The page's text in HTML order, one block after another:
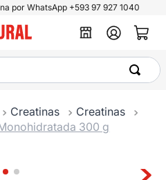
por WhatsApp +593 97 927 1040
Creatinas
Creatinas
300 g